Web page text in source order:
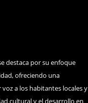
destaca por su enfoque
ofreciendo una
a los habitantes locales y
cultural y el desarrollo en